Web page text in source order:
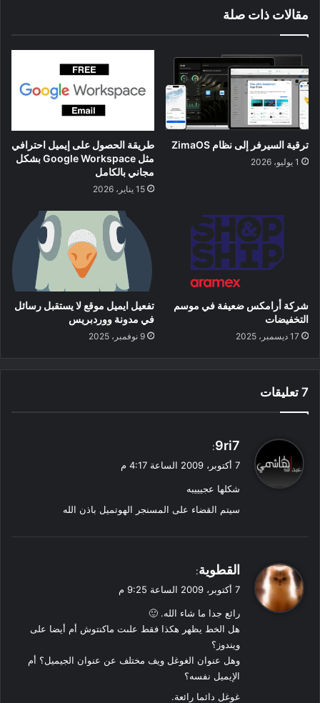
مقالات ذات صلة
ترقية السيرفر إلى نظام ZimaOS
1 يوليو، 2026
طريقة الحصول على إيميل احترافي
مثل Google Workspace بشكل
مجاني بالكامل
15 يناير، 2026
شركة أرامكس ضعيفة في موسم
التخفيضات
17 ديسمبر، 2025
تفعيل ايميل موقع لا يستقبل رسائل
في مدونة ووردبريس
9 نوفمبر، 2025
‫7 تعليقات
ي
ل
9ri7
:
7 أكتوبر، 2009 الساعة 4:17 م
شكلها عجيييبه
سيتم القضاء على المسنجر الهوتميل باذن الله
ي
ل
القطوية:
7 أكتوبر، 2009 الساعة 9:25 م
رائع جدا ما شاء الله. 🙂
هل الخط يظهر هكذا فقط علىت ماكنتوش أم أيضا على
ويندوز؟
وهل عنوان الغوغل ويف مختلف عن عنوان الجيميل؟ أم
الإيميل نفسه؟
غوغل دائما رائعة.